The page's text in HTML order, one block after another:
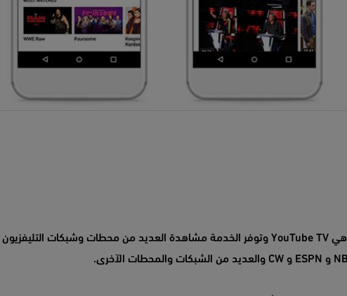
جوجل أعلنت بالأمس عن خدمة جديد وهي YouTube TV وتوفر الخدمة مشاهدة العديد من محطات وشبكات التليفزيون